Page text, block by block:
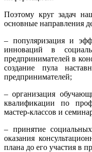
Поэтому круг задач
основные направления
– популяризация и
инноваций в
предпринимателей в
создание пула
предпринимателей;
– организация
квалификации по
мастер-классов и
– принятие
оказания
плана до его участия в